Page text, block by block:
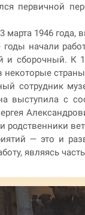
первичной
марта 1946
начали
и сборочный. К
некоторые
сотрудник
выступила с
родственники
— это и
являясь